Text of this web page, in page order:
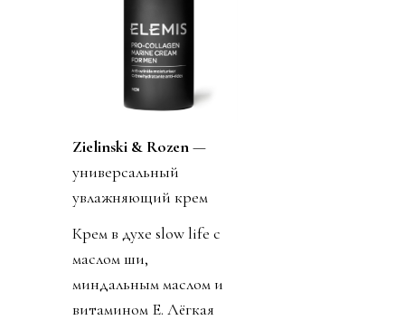
Zielinski & Rozen—
универсальный
увлажняющий крем
Крем в духе slow life с
маслом ши,
миндальным маслом и
витамином Е. Лёгкая